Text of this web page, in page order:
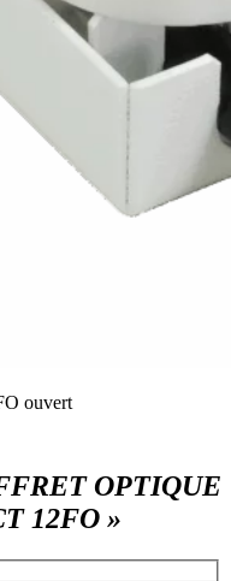
ouvert
OPTIQUE
12FO »